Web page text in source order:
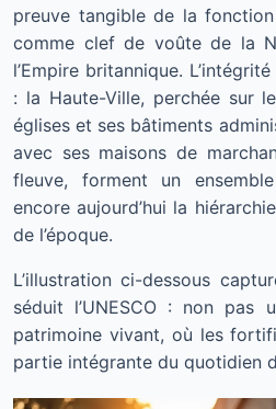
preuve tangible de la
comme clef de voûte de la
l’Empire britannique.
: la Haute-Ville, perchée sur
églises et ses bâtiments
avec ses maisons de
fleuve, forment un
encore aujourd’hui la
de l’époque.
L’illustration ci-dessous
séduit l’UNESCO : non pas
patrimoine vivant, où les
partie intégrante du quotidien